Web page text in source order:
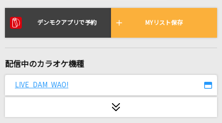
リアルタイムで歌われている曲の一覧
アンサンブル
夜撫でるメノウ
デンモクアプリで予約 MYリスト保存
配信中のカラオケ機種
LIVE DAM WAO!